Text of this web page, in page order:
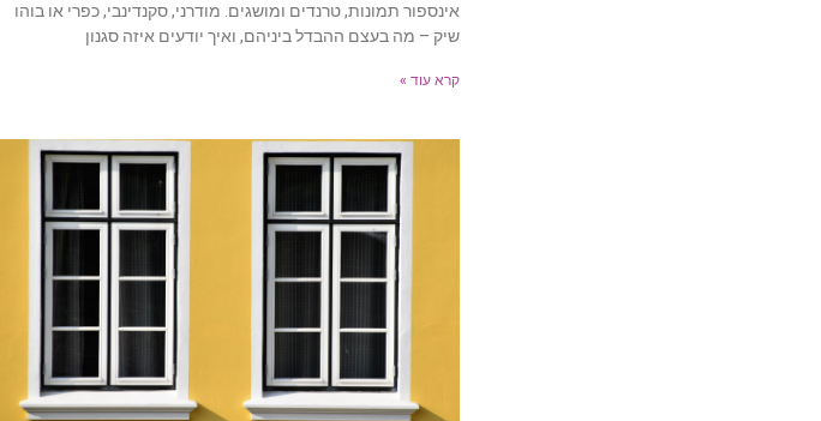
אינספור תמונות, טרנדים ומושגים. מודרני, סקנדינבי, כפרי או בוהו
שיק – מה בעצם ההבדל ביניהם, ואיך יודעים איזה סגנון
קרא עוד »